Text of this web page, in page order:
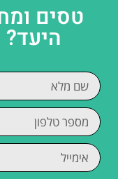
טסים